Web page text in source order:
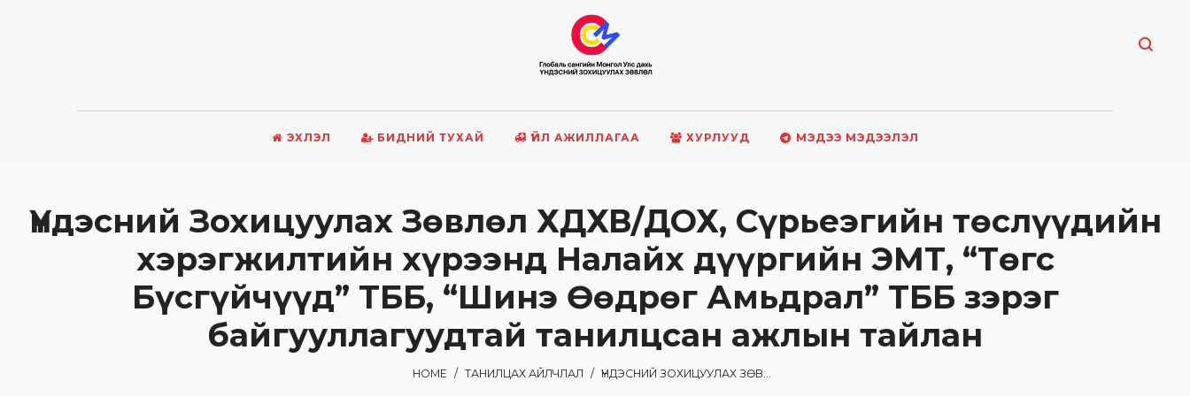
ЭХЛЭЛ БИДНИЙ ТУХАЙ ҮЙЛ АЖИЛЛАГАА ХУРЛУУД МЭДЭЭ МЭДЭЭЛЭЛ
Үндэсний Зохицуулах Зөвлөл ХДХВ/ДОХ, Cүрьеэгийн төслүүдийн
xэрэгжилтийн хүрээнд Налайх дүүргийн ЭМТ, “Төгс
Бүсгүйчүүд” ТББ, “Шинэ Өөдрөг Амьдрал” ТББ зэрэг
байгууллагуудтай танилцсан ажлын тайлан
HOME / ТАНИЛЦАХ АЙЛЧЛАЛ / ҮНДЭСНИЙ ЗОХИЦУУЛАХ ЗӨВЛӨЛ ХДХВ/ДОХ, CҮРЬЕЭГИЙН ТӨСЛҮҮДИЙН XЭРЭГЖИЛТИЙН ХҮРЭЭНД НАЛАЙХ ДҮҮРГИЙН ЭМТ, “ТӨГС БҮСГҮЙЧҮҮД” ТББ, “ШИНЭ ӨӨДРӨГ АМЬДРАЛ” ТББ ЗЭРЭГ БАЙГУУЛЛАГУУДТАЙ ТАНИЛЦСАН АЖЛЫН ТАЙЛАН